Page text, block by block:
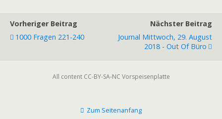
Vorheriger Beitrag
1000 Fragen 221-240
Nächster Beitrag
Journal Mittwoch, 29. August
2018 - Out Of Büro
All content CC-BY-SA-NC Vorspeisenplatte
Zum Seitenanfang